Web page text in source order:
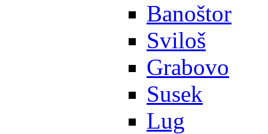
Banoštor
Sviloš
Grabovo
Susek
Lug